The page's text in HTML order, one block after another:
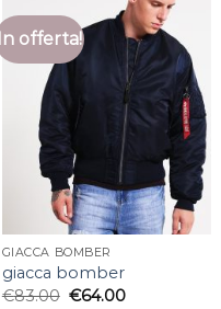
In offerta!
GIACCA BOMBER
giacca bomber
€83.00 €64.00